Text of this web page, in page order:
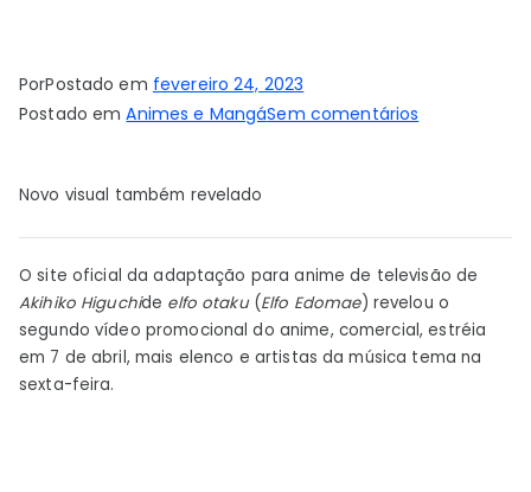
PorPostado em fevereiro 24, 2023
Postado emAnimes e MangáSem comentários
Anime
revela
Novo visual também revelado
O site oficial da adaptação para anime de televisão de
Akihiko Higuchide elfo otaku(Elfo Edomae) revelou o
segundo vídeo promocional do anime, comercial, estréia
em 7 de abril, mais elenco e artistas da música tema na
sexta-feira.